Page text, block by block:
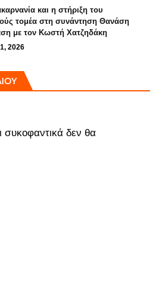
και η στήριξη του
τομέα στη συνάντηση Θανάση
με τον Κωστή Χατζηδάκη
2026
συκοφαντικά δεν θα